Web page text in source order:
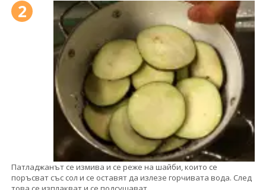
2
Патладжанът се измива и се реже на шайби, които се
поръсват със сол и се оставят да излезе горчивата вода. След